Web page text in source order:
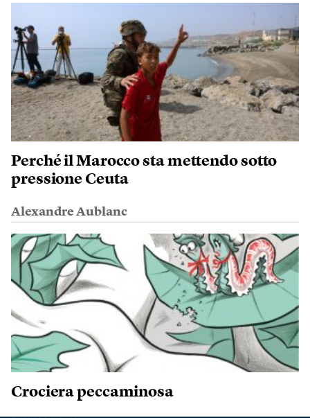
Perché il Marocco sta mettendo sotto
pressione Ceuta
Alexandre Aublanc
Crociera peccaminosa